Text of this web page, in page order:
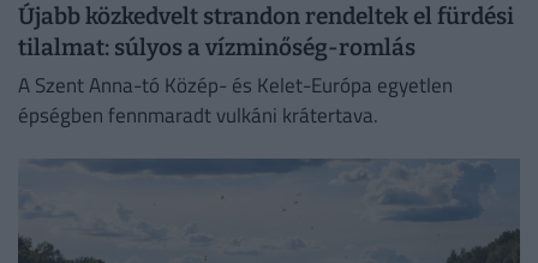
Újabb közkedvelt strandon rendeltek el fürdési
tilalmat: súlyos a vízminőség-romlás
A Szent Anna-tó Közép- és Kelet-Európa egyetlen
épségben fennmaradt vulkáni krátertava.